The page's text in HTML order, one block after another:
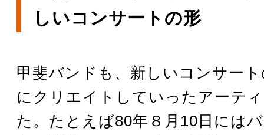
しいコンサートの形
甲斐バンドも、新しいコンサー
にクリエイトしていったアーテ
た。たとえば80年８月10日には